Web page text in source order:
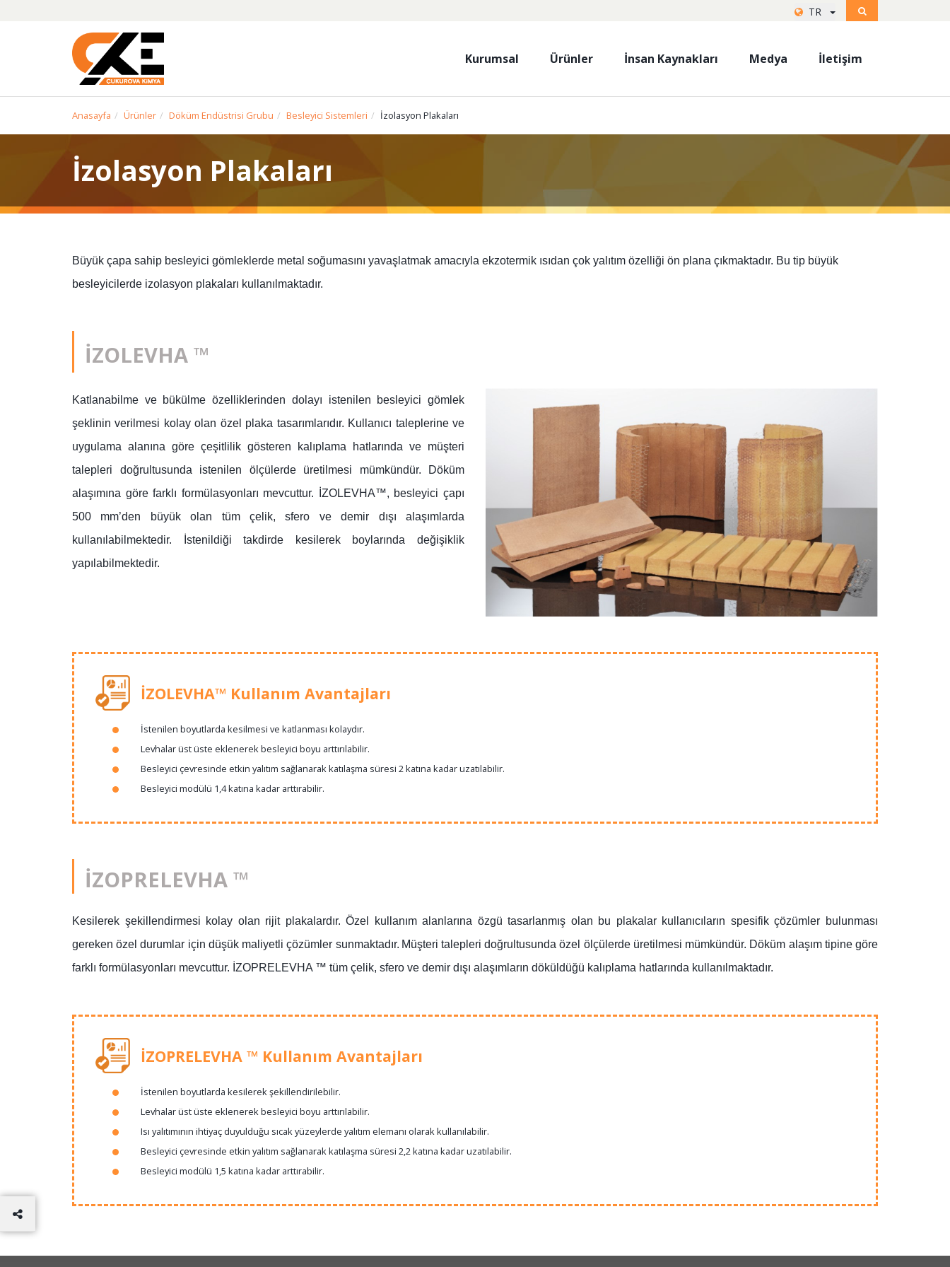
TR
Kurumsal Ürünler İnsan Kaynakları Medya İletişim
Anasayfa Ürünler Döküm Endüstrisi Grubu Besleyici Sistemleri İzolasyon Plakaları
İzolasyon Plakaları
Büyük çapa sahip besleyici gömleklerde metal soğumasını yavaşlatmak amacıyla ekzotermik ısıdan çok yalıtım özelliği ön plana çıkmaktadır. Bu tip büyük
besleyicilerde izolasyon plakaları kullanılmaktadır.
İZOLEVHA ™
Katlanabilme ve bükülme özelliklerinden dolayı istenilen besleyici gömlek
şeklinin verilmesi kolay olan özel plaka tasarımlarıdır. Kullanıcı taleplerine ve
uygulama alanına göre çeşitlilik gösteren kalıplama hatlarında ve müşteri
talepleri doğrultusunda istenilen ölçülerde üretilmesi mümkündür. Döküm
alaşımına göre farklı formülasyonları mevcuttur. İZOLEVHA™, besleyici çapı
500 mm’den büyük olan tüm çelik, sfero ve demir dışı alaşımlarda
kullanılabilmektedir. İstenildiği takdirde kesilerek boylarında değişiklik
yapılabilmektedir.
İZOLEVHA™ Kullanım Avantajları
İstenilen boyutlarda kesilmesi ve katlanması kolaydır.
Levhalar üst üste eklenerek besleyici boyu arttırılabilir.
Besleyici çevresinde etkin yalıtım sağlanarak katılaşma süresi 2 katına kadar uzatılabilir.
Besleyici modülü 1,4 katına kadar arttırabilir.
İZOPRELEVHA ™
Kesilerek şekillendirmesi kolay olan rijit plakalardır. Özel kullanım alanlarına özgü tasarlanmış olan bu plakalar kullanıcıların spesifik çözümler bulunması
gereken özel durumlar için düşük maliyetli çözümler sunmaktadır. Müşteri talepleri doğrultusunda özel ölçülerde üretilmesi mümkündür. Döküm alaşım tipine göre
farklı formülasyonları mevcuttur. İZOPRELEVHA ™ tüm çelik, sfero ve demir dışı alaşımların döküldüğü kalıplama hatlarında kullanılmaktadır.
İZOPRELEVHA ™ Kullanım Avantajları
İstenilen boyutlarda kesilerek şekillendirilebilir.
Levhalar üst üste eklenerek besleyici boyu arttırılabilir.
Isı yalıtımının ihtiyaç duyulduğu sıcak yüzeylerde yalıtım elemanı olarak kullanılabilir.
Besleyici çevresinde etkin yalıtım sağlanarak katılaşma süresi 2,2 katına kadar uzatılabilir.
Besleyici modülü 1,5 katına kadar arttırabilir.